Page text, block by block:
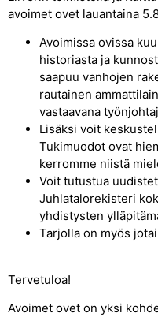
avoimet ovet lauantaina
Avoimissa ovissa
historiasta ja
saapuu vanhojen
rautainen
vastaavana
Lisäksi voit
Tukimuodot ovat
kerromme niistä
Voit tutustua
Juhlatalorekisteri
yhdistysten
Tarjolla on myös
Tervetuloa!
Avoimet ovet on yksi